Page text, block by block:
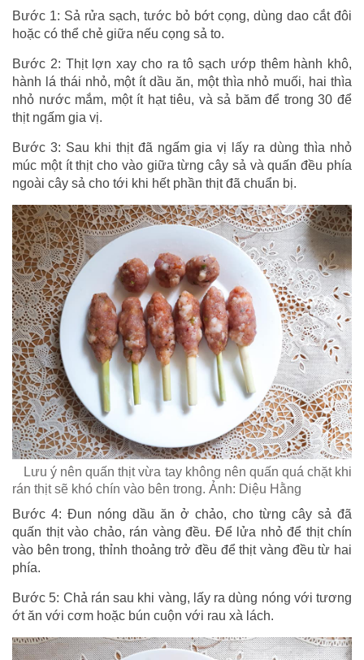
Bước 1: Sả rửa sạch, tước bỏ bớt cọng, dùng dao cắt đôi
hoặc có thể chẻ giữa nếu cọng sả to.
Bước 2: Thịt lợn xay cho ra tô sạch ướp thêm hành khô,
hành lá thái nhỏ, một ít dầu ăn, một thìa nhỏ muối, hai thìa
nhỏ nước mắm, một ít hạt tiêu, và sả băm để trong 30 để
thịt ngấm gia vị.
Bước 3: Sau khi thịt đã ngấm gia vị lấy ra dùng thìa nhỏ
múc một ít thịt cho vào giữa từng cây sả và quấn đều phía
ngoài cây sả cho tới khi hết phần thịt đã chuẩn bị.
Lưu ý nên quấn thịt vừa tay không nên quấn quá chặt khi
rán thịt sẽ khó chín vào bên trong. Ảnh: Diệu Hằng
Bước 4: Đun nóng dầu ăn ở chảo, cho từng cây sả đã
quấn thịt vào chảo, rán vàng đều. Để lửa nhỏ để thịt chín
vào bên trong, thỉnh thoảng trở đều để thịt vàng đều từ hai
phía.
Bước 5: Chả rán sau khi vàng, lấy ra dùng nóng với tương
ớt ăn với cơm hoặc bún cuộn với rau xà lách.